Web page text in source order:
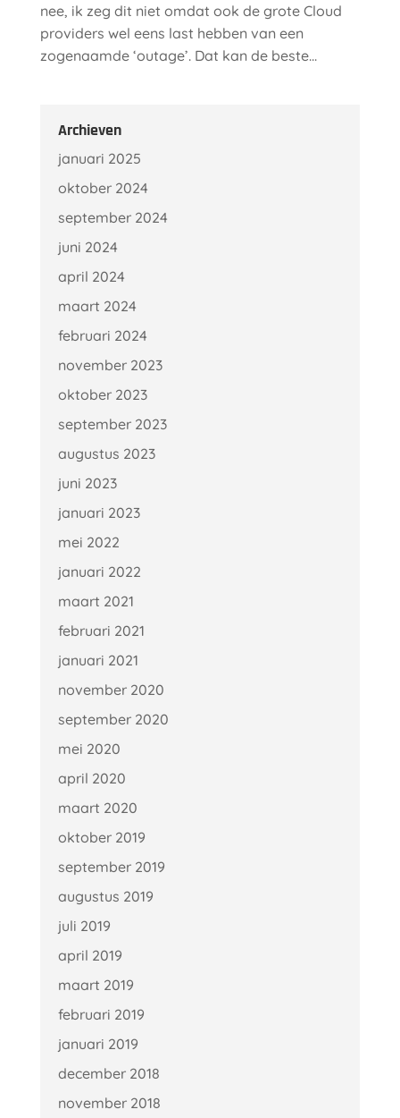
nee, ik zeg dit niet omdat ook de grote Cloud
providers wel eens last hebben van een
zogenaamde ‘outage’. Dat kan de beste...
Archieven
januari 2025
oktober 2024
september 2024
juni 2024
april 2024
maart 2024
februari 2024
november 2023
oktober 2023
september 2023
augustus 2023
juni 2023
januari 2023
mei 2022
januari 2022
maart 2021
februari 2021
januari 2021
november 2020
september 2020
mei 2020
april 2020
maart 2020
oktober 2019
september 2019
augustus 2019
juli 2019
april 2019
maart 2019
februari 2019
januari 2019
december 2018
november 2018